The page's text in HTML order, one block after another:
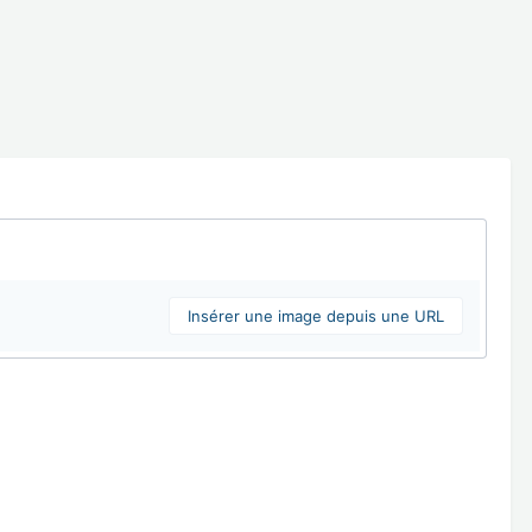
Insérer une image depuis une URL